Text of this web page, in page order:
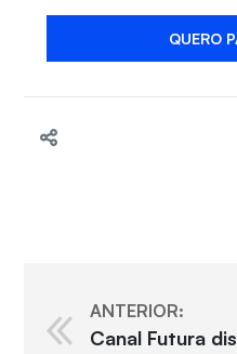
QUERO
ANTERIOR:
Canal Futura